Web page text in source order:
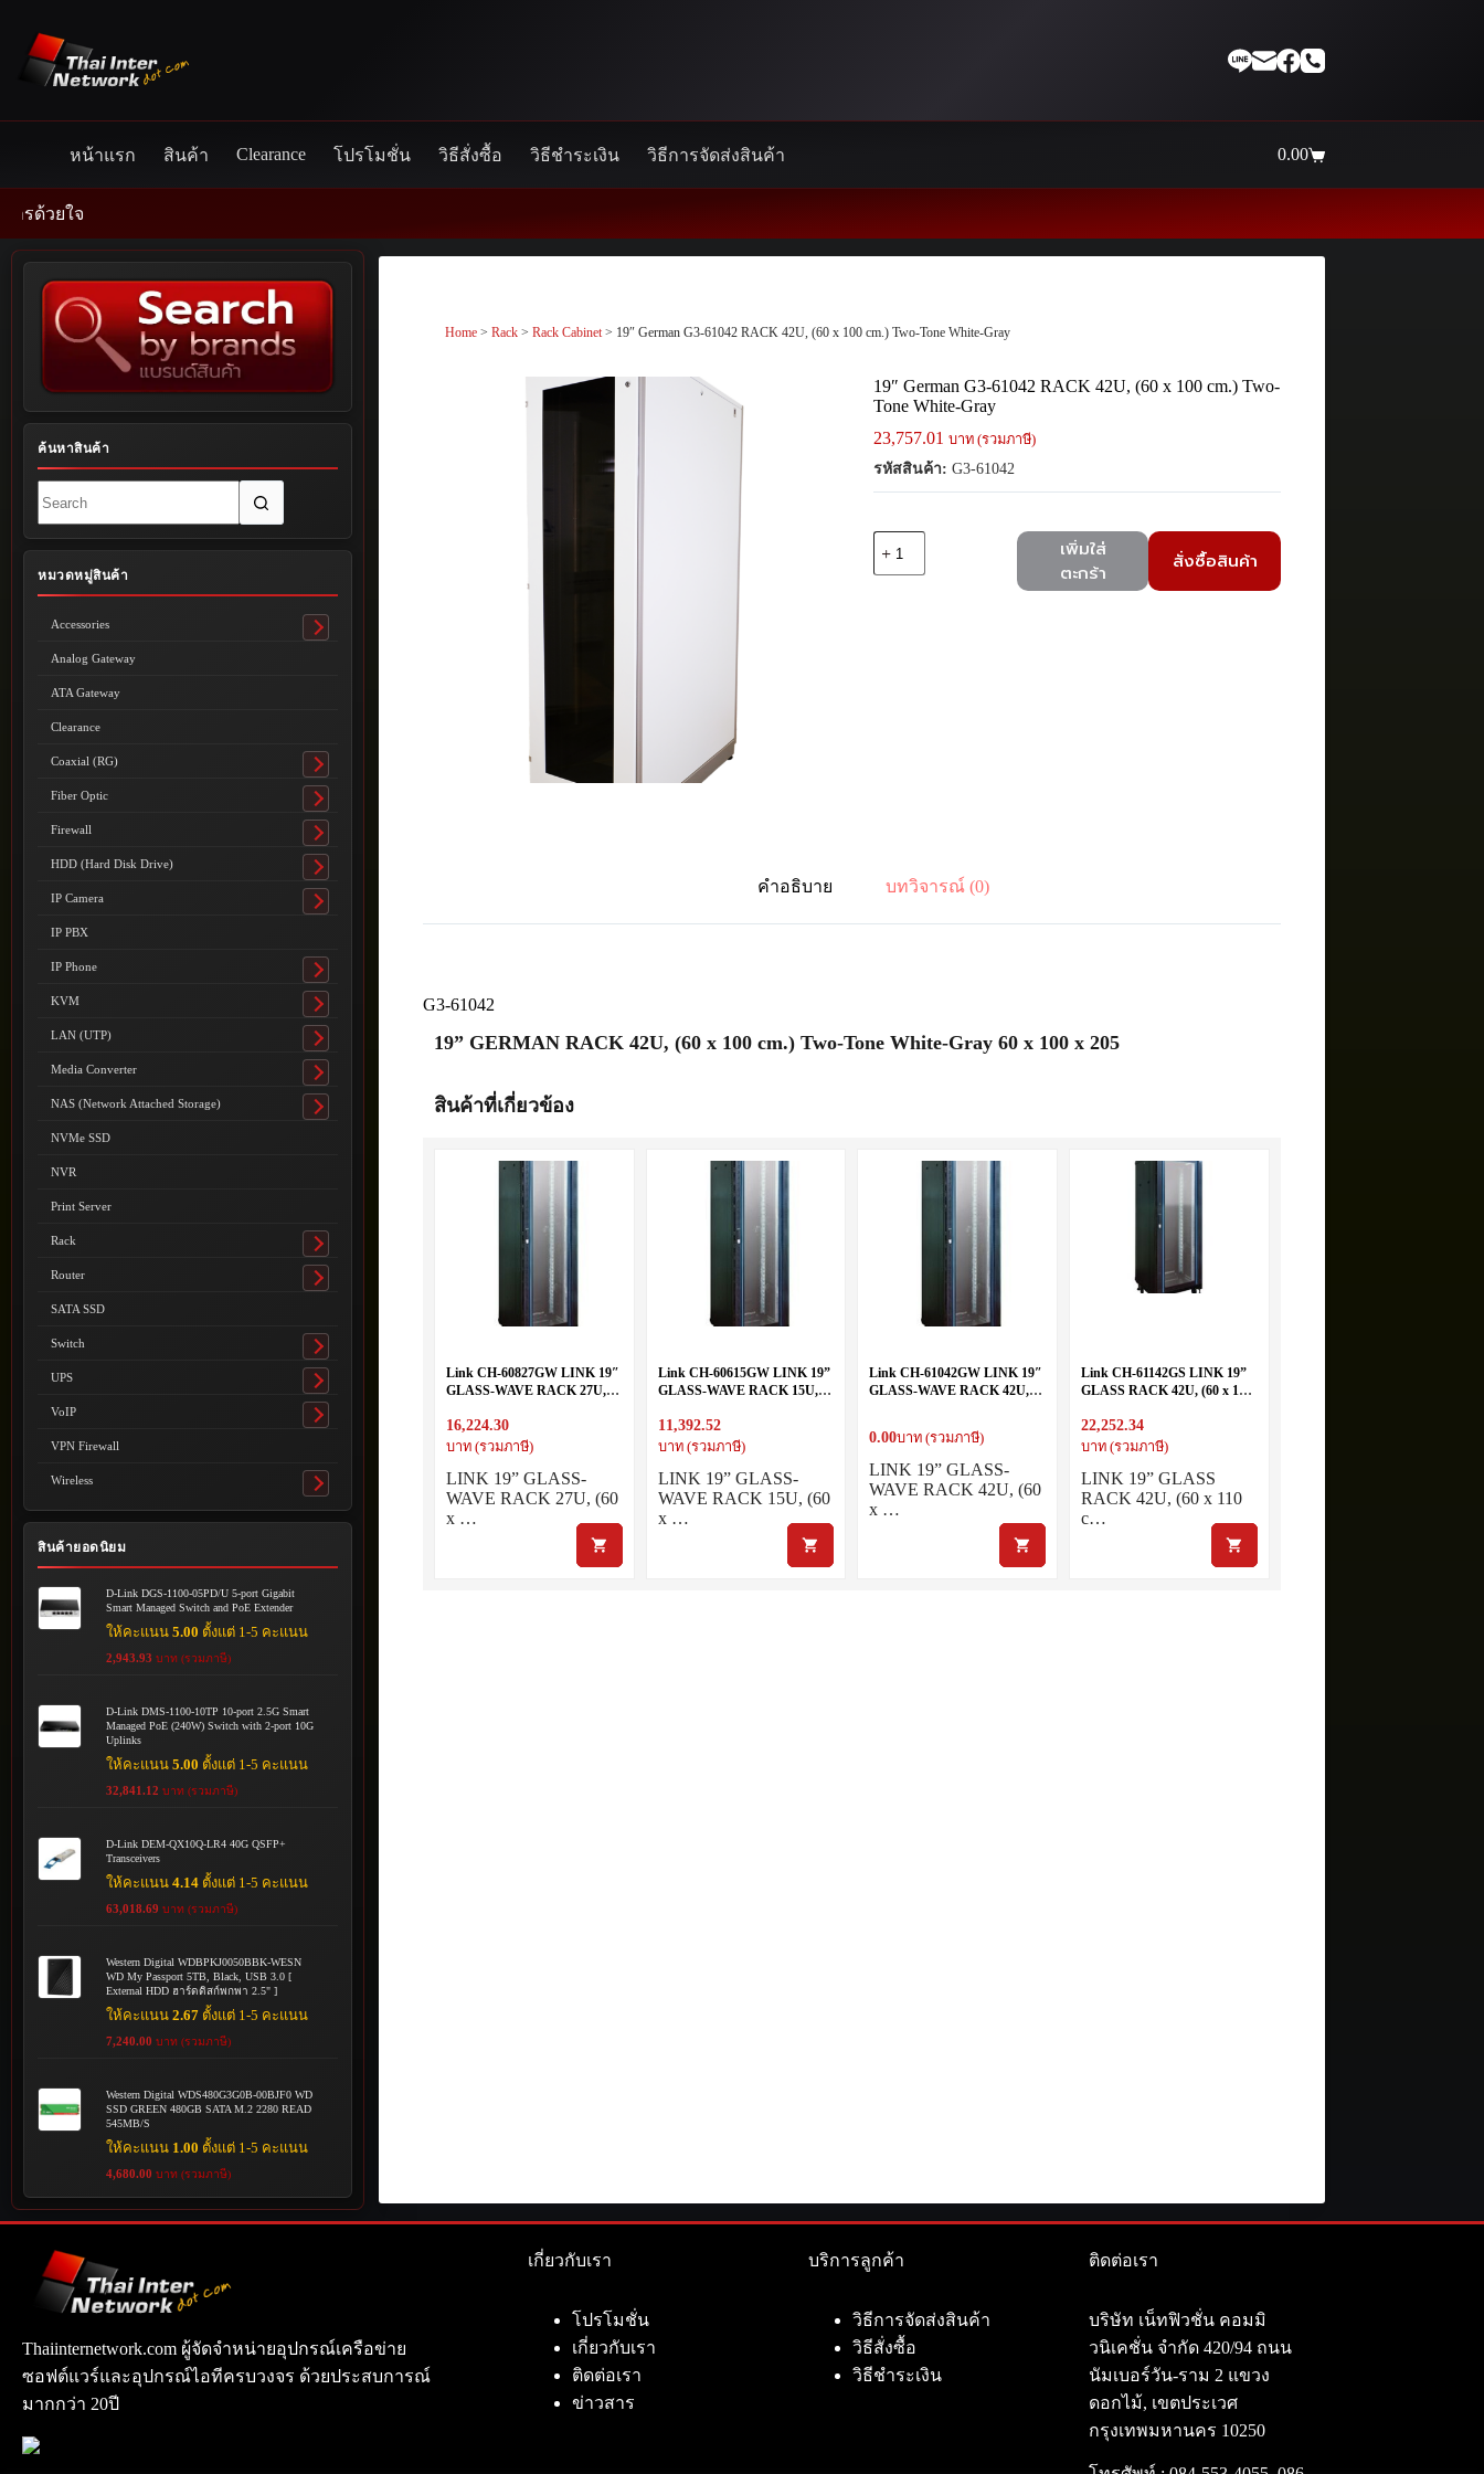
content
หน้าแรก สินค้า Clearance โปรโมชั่น วิธีสั่งซื้อ วิธีชำระเงิน วิธีการจัดส่งสินค้า
Shopping
0.00
Home >Rack >Rack Cabinet> 19″ German G3-61042 RACK 42U, (60 x 100 cm.) Two-Tone White-Gray
19″ German G3-61042 RACK 42U, (60 x 100 cm.) Two-
Tone White-Gray
23,757.01 บาท (รวมภาษี)
รหัสสินค้า: G3-61042
เพิ่มใส่
ตะกร้า
สั่งซื้อสินค้า
คำอธิบาย บทวิจารณ์ (0)
G3-61042
19” GERMAN RACK 42U, (60 x 100 cm.) Two-Tone White-Gray 60 x 100 x 205
สินค้าที่เกี่ยวข้อง
Link CH-60827GW LINK 19″
GLASS-WAVE RACK 27U,
140
16,224.30
บาท (รวมภาษี)
LINK 19” GLASS-
WAVE RACK 27U, (60
x …
Link CH-60615GW LINK 19”
GLASS-WAVE RACK 15U,
88
11,392.52
บาท (รวมภาษี)
LINK 19” GLASS-
WAVE RACK 15U, (60
x …
Link CH-61042GW LINK 19″
GLASS-WAVE RACK 42U,
0.00บาท (รวมภาษี)
LINK 19” GLASS-
WAVE RACK 42U, (60
x …
Link CH-61142GS LINK 19”
GLASS RACK 42U, (60 x 110
22,252.34
บาท (รวมภาษี)
LINK 19” GLASS
RACK 42U, (60 x 110
c…
ค้นหาสินค้า
results
หมวดหมู่สินค้า
Accessories
Toggle
Analog Gateway
ATA Gateway
Clearance
Coaxial (RG)
Toggle
submenu
Fiber Optic
Toggle
submenu
Firewall
Toggle
submenu
HDD (Hard Disk Drive)
Toggle
submenu
IP Camera
Toggle
IP PBX
IP Phone
Toggle
submenu
KVM
Toggle
submenu
LAN (UTP)
Toggle
submenu
Media Converter
Toggle
submenu
NAS (Network Attached Storage)
Toggle
NVMe SSD
NVR
Print Server
Rack
Toggle
submenu
Router
Toggle
SATA SSD
Switch
Toggle
submenu
UPS
Toggle
submenu
VoIP
Toggle
VPN Firewall
Wireless
Toggle
submenu
สินค้ายอดนิยม
D-Link DGS-1100-05PD/U 5-port Gigabit
Smart Managed Switch and PoE Extender
ให้คะแนน5.00 ตั้งแต่ 1-5 คะแนน
2,943.93 บาท (รวมภาษี)
D-Link DMS-1100-10TP 10-port 2.5G Smart
Managed PoE (240W) Switch with 2-port 10G
Uplinks
ให้คะแนน5.00 ตั้งแต่ 1-5 คะแนน
32,841.12 บาท (รวมภาษี)
D-Link DEM-QX10Q-LR4 40G QSFP+
Transceivers
ให้คะแนน4.14 ตั้งแต่ 1-5 คะแนน
63,018.69 บาท (รวมภาษี)
Western Digital WDBPKJ0050BBK-WESN
WD My Passport 5TB, Black, USB 3.0 [
External HDD ฮาร์ดดิสก์พกพา 2.5" ]
ให้คะแนน2.67 ตั้งแต่ 1-5 คะแนน
7,240.00 บาท (รวมภาษี)
Western Digital WDS480G3G0B-00BJF0 WD
SSD GREEN 480GB SATA M.2 2280 READ
545MB/S
ให้คะแนน 1.00 ตั้งแต่ 1-5 คะแนน
4,680.00 บาท (รวมภาษี)
Thaiinternetwork.com ผู้จัดจำหน่ายอุปกรณ์เครือข่าย
ซอฟต์แวร์และอุปกรณ์ไอทีครบวงจร ด้วยประสบการณ์
มากกว่า 20ปี
เกี่ยวกับเรา
โปรโมชั่น
เกี่ยวกับเรา
ติดต่อเรา
ข่าวสาร
บริการลูกค้า
วิธีการจัดส่งสินค้า
วิธีสั่งซื้อ
วิธีชำระเงิน
ติดต่อเรา
บริษัท เน็ทฟิวชั่น คอมมิ
วนิเคชั่น จำกัด 420/94 ถนน
นัมเบอร์วัน-ราม 2 แขวง
ดอกไม้, เขตประเวศ
กรุงเทพมหานคร 10250